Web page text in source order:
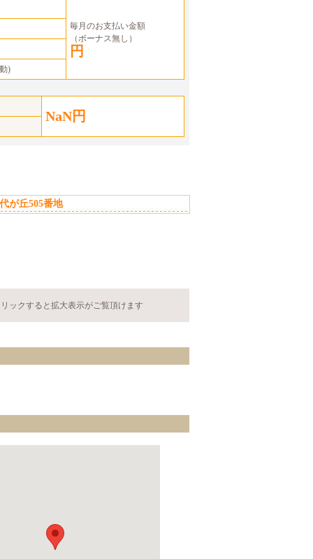
毎月のお支払い金額
（ボーナス無し）
円
)
NaN円
が丘505番地
ックすると拡大表示がご覧頂けます